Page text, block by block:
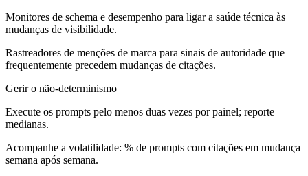
Monitores de schema e desempenho para ligar a saúde técnica às
mudanças de visibilidade.
Rastreadores de menções de marca para sinais de autoridade que
frequentemente precedem mudanças de citações.
Gerir o não-determinismo
Execute os prompts pelo menos duas vezes por painel; reporte
medianas.
Acompanhe a volatilidade: % de prompts com citações em mudança
semana após semana.